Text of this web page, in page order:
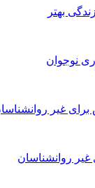
بهتر
نوجوان
غیر
روانشناسان